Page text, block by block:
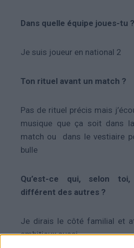
Dans quelle équipe joues-tu ?
Je suis joueur en national 2
Ton rituel avant un match ?
Pas de rituel précis mais
musique que ça soit dans
match ou dans le vestiaire
bulle
Qu’est-ce qui, selon
différent des autres ?
Je dirais le côté familial et
ambitieux aussi.